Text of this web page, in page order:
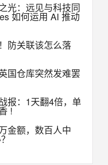
光：远见与科技同
如何运用 AI 推动
防关联该怎么落
国仓库突然发难罢
报：1天翻4倍，单
!
金额，数百人中